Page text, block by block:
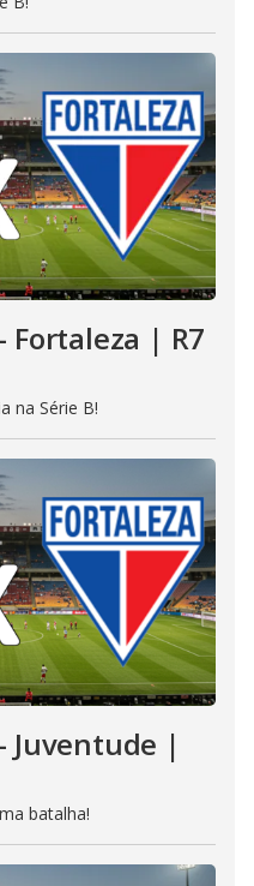
Fortaleza | R7
na Série B!
Juventude |
batalha!